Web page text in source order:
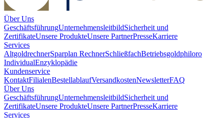
Über Uns
GeschäftsführungUnternehmensleitbildSicherheit und
ZertifikateUnsere ProdukteUnsere PartnerPresseKarriere
Services
AltgoldrechnerSparplan RechnerSchließfachBetriebsgoldphiloro
IndividualEnzyklopädie
Kundenservice
KontaktFilialenBestellablaufVersandkostenNewsletterFAQ
Über Uns
GeschäftsführungUnternehmensleitbildSicherheit und
ZertifikateUnsere ProdukteUnsere PartnerPresseKarriere
Services